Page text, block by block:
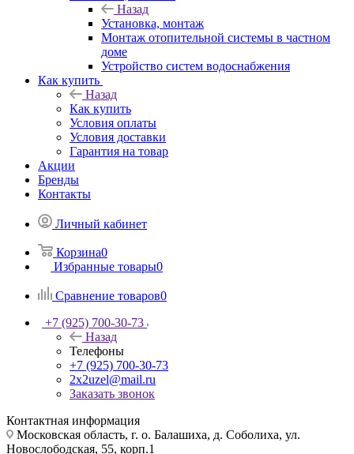
Назад
Установка, монтаж
Монтаж отопительной системы в частном
доме
Устройство систем водоснабжения
Как купить
Назад
Как купить
Условия оплаты
Условия доставки
Гарантия на товар
Акции
Бренды
Контакты
Личный кабинет
Корзина0
Избранные товары0
Сравнение товаров0
+7 (925) 700-30-73
Назад
Телефоны
+7 (925) 700-30-73
2x2uzel@mail.ru
Заказать звонок
Контактная информация
Московская область, г. о. Балашиха, д. Соболиха, ул.
Новослободская, 55, корп.1